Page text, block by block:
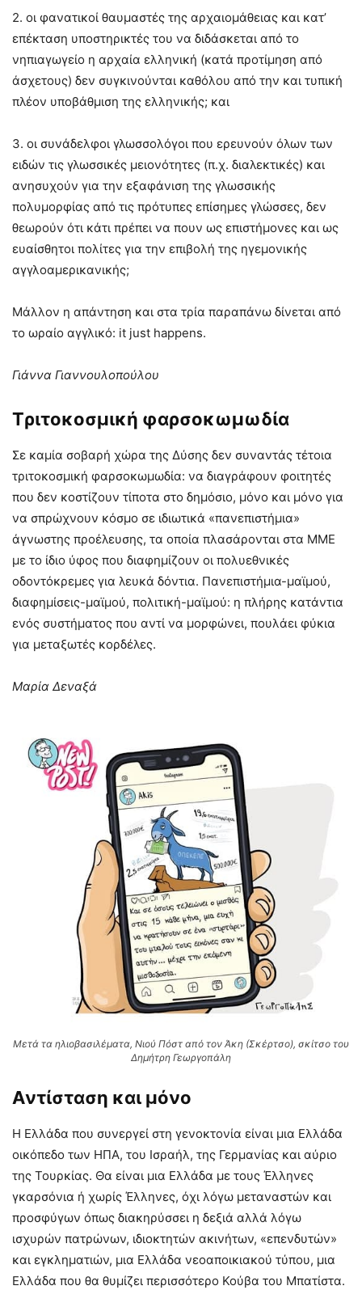
2. οι φανατικοί θαυμαστές της αρχαιομάθειας και κατ’
επέκταση υποστηρικτές του να διδάσκεται από το
νηπιαγωγείο η αρχαία ελληνική (κατά προτίμηση από
άσχετους) δεν συγκινούνται καθόλου από την και τυπική
πλέον υποβάθμιση της ελληνικής; και
3. οι συνάδελφοι γλωσσολόγοι που ερευνούν όλων των
ειδών τις γλωσσικές μειονότητες (π.χ. διαλεκτικές) και
ανησυχούν για την εξαφάνιση της γλωσσικής
πολυμορφίας από τις πρότυπες επίσημες γλώσσες, δεν
θεωρούν ότι κάτι πρέπει να πουν ως επιστήμονες και ως
ευαίσθητοι πολίτες για την επιβολή της ηγεμονικής
αγγλοαμερικανικής;
Μάλλον η απάντηση και στα τρία παραπάνω δίνεται από
το ωραίο αγγλικό: it just happens.
Γιάννα Γιαννουλοπούλου
Tριτοκοσμική φαρσοκωμωδία
Σε καμία σοβαρή χώρα της Δύσης δεν συναντάς τέτοια
τριτοκοσμική φαρσοκωμωδία: να διαγράφουν φοιτητές
που δεν κοστίζουν τίποτα στο δημόσιο, μόνο και μόνο για
να σπρώχνουν κόσμο σε ιδιωτικά «πανεπιστήμια»
άγνωστης προέλευσης, τα οποία πλασάρονται στα ΜΜΕ
με το ίδιο ύφος που διαφημίζουν οι πολυεθνικές
οδοντόκρεμες για λευκά δόντια. Πανεπιστήμια-μαϊμού,
διαφημίσεις-μαϊμού, πολιτική-μαϊμού: η πλήρης κατάντια
ενός συστήματος που αντί να μορφώνει, πουλάει φύκια
για μεταξωτές κορδέλες.
Μαρία Δεναξά
Μετά τα ηλιοβασιλέματα, Νιού Πόστ από τον Άκη (Σκέρτσο), σκίτσο του
Δημήτρη Γεωργοπάλη
Aντίσταση και μόνο
Η Ελλάδα που συνεργεί στη γενοκτονία είναι μια Ελλάδα
οικόπεδο των ΗΠΑ, του Ισραήλ, της Γερμανίας και αύριο
της Τουρκίας. Θα είναι μια Ελλάδα με τους Έλληνες
γκαρσόνια ή χωρίς Έλληνες, όχι λόγω μεταναστών και
προσφύγων όπως διακηρύσσει η δεξιά αλλά λόγω
ισχυρών πατρώνων, ιδιοκτητών ακινήτων, «επενδυτών»
και εγκληματιών, μια Ελλάδα νεοαποικιακού τύπου, μια
Ελλάδα που θα θυμίζει περισσότερο Κούβα του Μπατίστα.